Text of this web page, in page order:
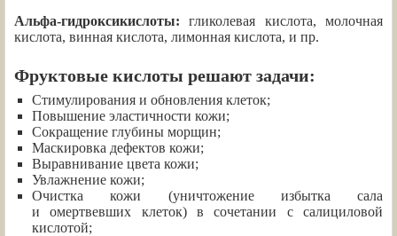
Альфа-гидроксикислоты: гликолевая кислота, молочная
кислота, винная кислота, лимонная кислота, и пр.
Фруктовые кислоты решают задачи:
Стимулирования и обновления клеток;
Повышение эластичности кожи;
Сокращение глубины морщин;
Маскировка дефектов кожи;
Выравнивание цвета кожи;
Увлажнение кожи;
Очистка кожи (уничтожение избытка сала
и омертвевших клеток) в сочетании с салициловой
кислотой;